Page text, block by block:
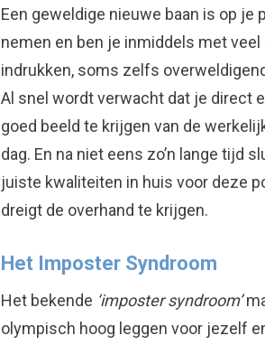
Een geweldige nieuwe baan is op je
nemen en ben je inmiddels met
indrukken, soms zelfs
Al snel wordt verwacht dat je direct
goed beeld te krijgen van de
dag. En na niet eens zo’n lange tijd
juiste kwaliteiten in huis voor deze
dreigt de overhand te krijgen.
Het Imposter Syndroom
Het bekende ‘imposter syndroom’
olympisch hoog leggen voor jezelf